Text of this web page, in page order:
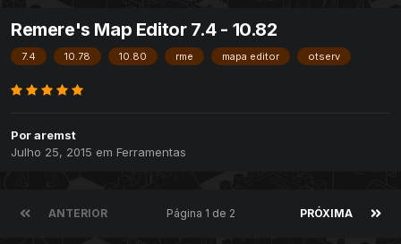
Remere's Map Editor 7.4 - 10.82
7.4 10.78 10.80 rme mapa editor otserv
Poraremst
Julho 25, 2015 em Ferramentas
ANTERIOR PRÓXIMA
Página 1 de 2